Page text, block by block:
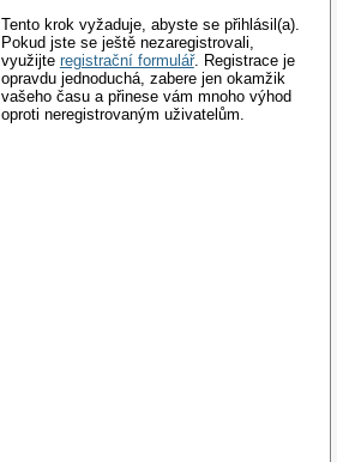
Tento krok vyžaduje, abyste se přihlásil(a).
Pokud jste se ještě nezaregistrovali,
využijte registrační formulář. Registrace je
opravdu jednoduchá, zabere jen okamžik
vašeho času a přinese vám mnoho výhod
oproti neregistrovaným uživatelům.